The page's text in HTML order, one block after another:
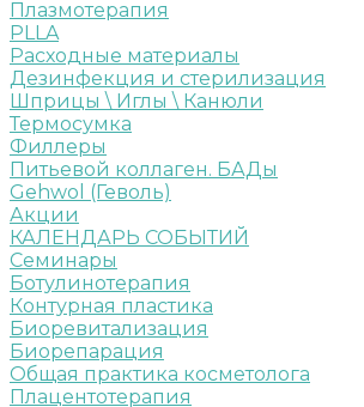
Плазмотерапия
PLLA
Расходные материалы
Дезинфекция и стерилизация
Шприцы \ Иглы \ Канюли
Термосумка
Филлеры
Питьевой коллаген. БАДы
Gehwol (Геволь)
Акции
КАЛЕНДАРЬ СОБЫТИЙ
Семинары
Ботулинотерапия
Контурная пластика
Биоревитализация
Биорепарация
Общая практика косметолога
Плацентотерапия